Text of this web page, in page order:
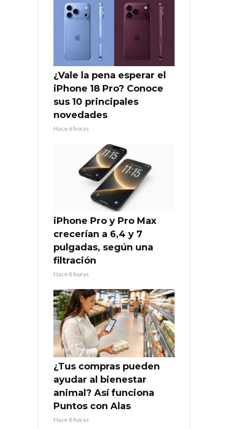
¿Vale la pena esperar el
iPhone 18 Pro? Conoce
sus 10 principales
novedades
Hace 6 horas
iPhone Pro y Pro Max
crecerían a 6,4 y 7
pulgadas, según una
filtración
Hace 8 horas
¿Tus compras pueden
ayudar al bienestar
animal? Así funciona
Puntos con Alas
Hace 8 horas